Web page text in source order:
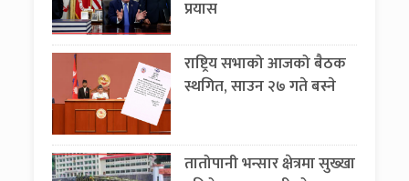
प्रयास
राष्ट्रिय सभाको आजको बैठक
स्थगित, साउन २७ गते बस्ने
तातोपानी भन्सार क्षेत्रमा सुख्खा